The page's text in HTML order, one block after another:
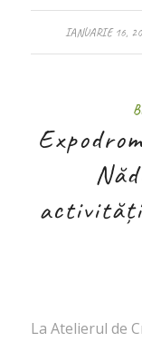
IANUARIE 16,
/
La Atelierul de